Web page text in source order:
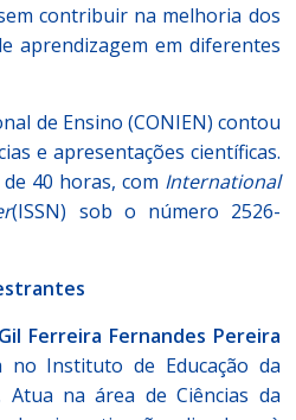
contribuir na melhoria dos
aprendizagem em diferentes
de Ensino (CONIEN) contou
e apresentações científicas.
40 horas, com International
(ISSN) sob o número 2526-
Ferreira Fernandes Pereira
no Instituto de Educação da
Atua na área de Ciências da